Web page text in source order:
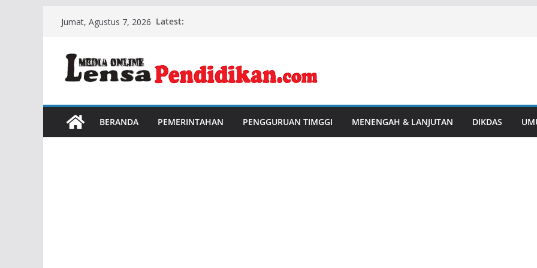
Jumat, Agustus 7, 2026 Latest:
BERANDA PEMERINTAHAN PENGGURUAN TIMGGI MENENGAH & LANJUTAN DIKDAS